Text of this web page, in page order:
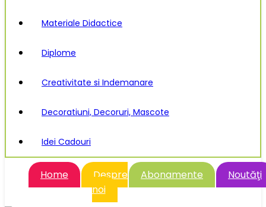
Materiale Didactice
Diplome
Creativitate si Indemanare
Decoratiuni, Decoruri, Mascote
Idei Cadouri
Home
Despre
noi
Abonamente Noutăţi